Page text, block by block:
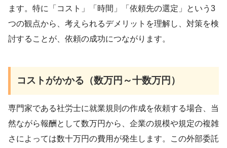
ます。特に「コスト」「時間」「依頼先の選定」という3
つの観点から、考えられるデメリットを理解し、対策を検
討することが、依頼の成功につながります。
コストがかかる（数万円～十数万円）
専門家である社労士に就業規則の作成を依頼する場合、当
然ながら報酬として数万円から、企業の規模や規定の複雑
さによっては数十万円の費用が発生します。この外部委託